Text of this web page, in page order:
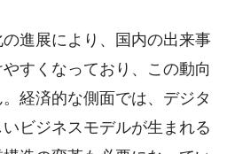
進展により、国内の出来事
すくなっており、この動向
経済的な側面では、デジタ
ビジネスモデルが生まれる